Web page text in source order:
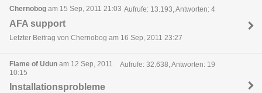
Chernobog am 15 Sep, 2011 21:03 Aufrufe: 13.193, Antworten: 4
AFA support
Letzter Beitrag von Chernobog am 16 Sep, 2011 23:27
Flame of Udun am 12 Sep, 2011
10:15
Aufrufe: 32.638, Antworten: 19
Installationsprobleme